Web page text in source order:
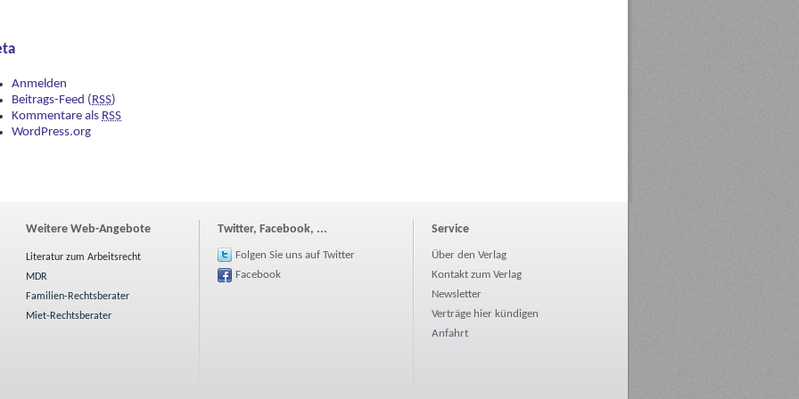
Anmelden
Beitrags-Feed (RSS)
Kommentare als RSS
WordPress.org
Weitere Web-Angebote
Literatur zum Arbeitsrecht
MDR
Familien-Rechtsberater
Miet-Rechtsberater
Twitter, Facebook, ...
Folgen Sie uns auf Twitter
Facebook
Service
Über den Verlag
Kontakt zum Verlag
Newsletter
Verträge hier kündigen
Anfahrt